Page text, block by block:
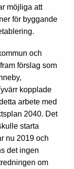
möjliga att
för byggande
och
förslag som
kopplade
arbete med
2040. Det
starta
nu 2019 och
det ingen
om